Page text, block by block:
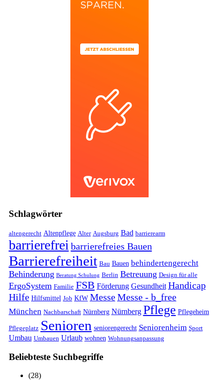
Schlagwörter
altengerecht Altenpflege Alter Augsburg Bad barrierearm
barrierefrei barrierefreies Bauen
Barrierefreiheit Bau Bauen behindertengerecht
Behinderung Beratung Schulung Berlin Betreuung Design für alle
ErgoSystem Familie FSB Förderung Gesundheit Handicap
Hilfe Hilfsmittel Job KfW Messe Messe - b_free
München Nachbarschaft Nürnberg Nürnberg Pflege Pflegeheim
Pflegeplatz Senioren seniorengerecht Seniorenheim Sport
Umbau Umbauen Urlaub wohnen Wohnungsanpassung
Beliebteste Suchbegriffe
(28)